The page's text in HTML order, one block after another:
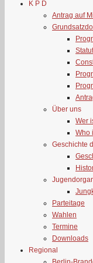
K P D
Antrag auf
Über uns
Wer
Who
Geschichte
Parteitage
Wahlen
Termine
Downloads
Regional